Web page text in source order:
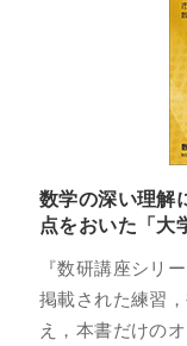
数学の深い理解
点をおいた「大
『数研講座シ
掲載された練習
え，本書だけの